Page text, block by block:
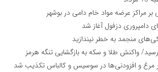
مراکز عرضه مواد خام دامی در بوشهر
دامپروری دزفول آغاز شد
منجمد به خطر نیندازید
واکنش طلا و سکه به بازگشایی تنگه هرمز
مرغ و افزودنی‌ها در سوسیس و کالباس تکذیب شد